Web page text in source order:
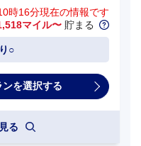
時16分現在の情報です
マイル〜 貯まる
○
る